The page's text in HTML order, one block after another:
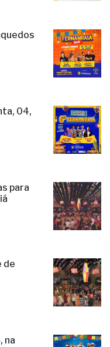
04,
para
de
na